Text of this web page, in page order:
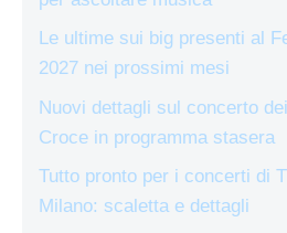
Le ultime sui big presenti al
2027 nei prossimi mesi
Nuovi dettagli sul concerto
Croce in programma stasera
Tutto pronto per i concerti di
Milano: scaletta e dettagli